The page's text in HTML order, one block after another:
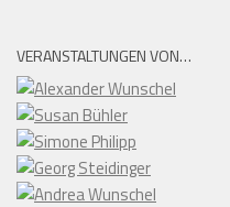
VERANSTALTUNGEN VON…